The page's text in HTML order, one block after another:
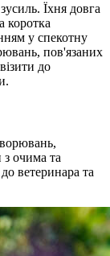
Їхня довга
коротка
у спекотну
пов'язаних
до
очима та
ветеринара та